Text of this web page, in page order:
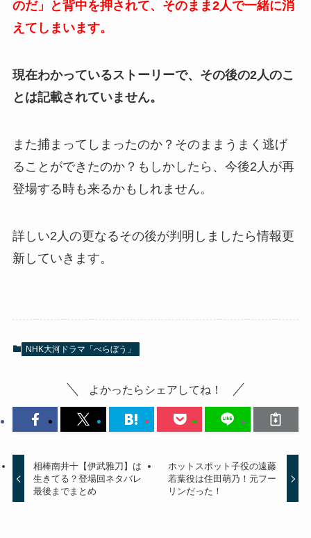
のだ」と背中を押されて、そのまま2人で一緒に消
えてしまいます。
現在わかっているストーリーで、その後の2人のこ
とは記載されていません。
また捕まってしまったのか？そのままうまく逃げ
ることができたのか？もしかしたら、今後2人が再
登場する時も来るかもしれません。
詳しい2人の更なるその後が判明しましたら情報更
新していきます。
NHK大河ドラマ「べらぼう」
よかったらシェアしてね！
相棒南井十【伊武雅刀】は
生きてる？登場回ネタバレ
最後までまとめ
ホットスポット子役の遠藤
若葉役は住田萌乃！元フー
リンだった！